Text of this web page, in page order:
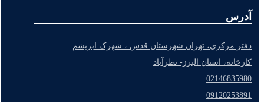
آدرس
دفتر مرکزی، تهران شهرستان قدس ، شهرک ابریشم
کارخانه، استان البرز- نظرآباد
02146835980
09120253891